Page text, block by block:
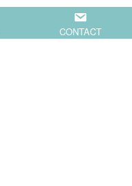
CONTACT